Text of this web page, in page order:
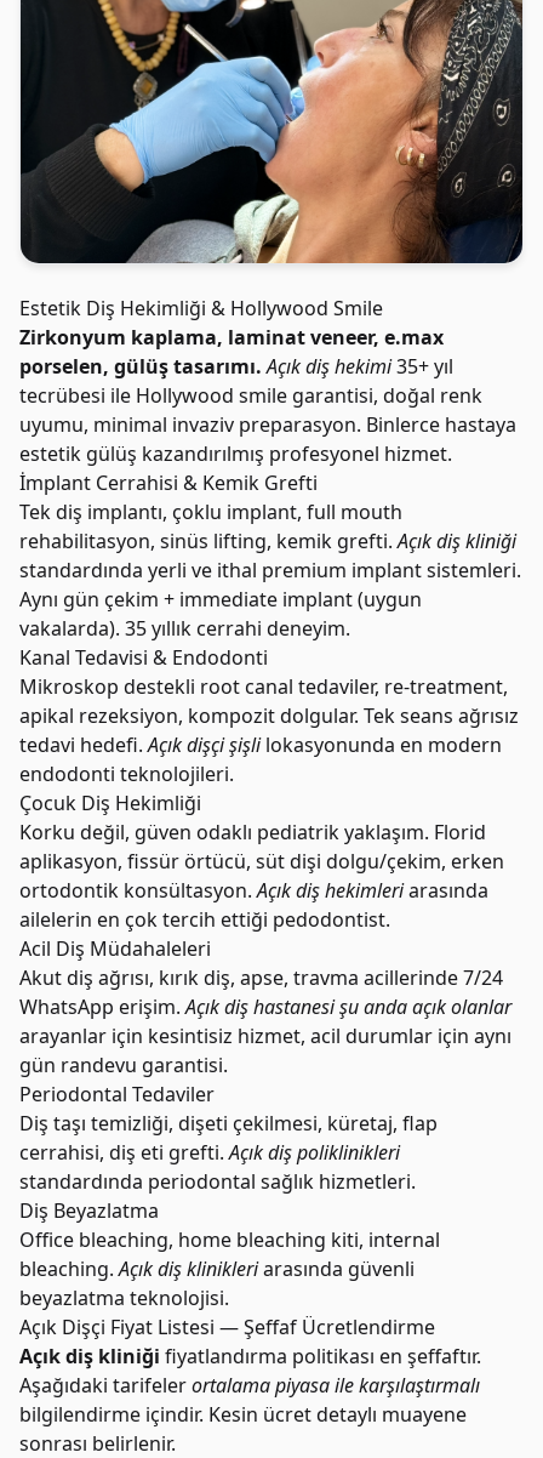
Estetik Diş Hekimliği & Hollywood Smile
Zirkonyum kaplama, laminat veneer, e.max
porselen, gülüş tasarımı. Açık diş hekimi35+ yıl
tecrübesi ile Hollywood smile garantisi, doğal renk
uyumu, minimal invaziv preparasyon. Binlerce hastaya
estetik gülüş kazandırılmış profesyonel hizmet.
İmplant Cerrahisi & Kemik Grefti
Tek diş implantı, çoklu implant, full mouth
rehabilitasyon, sinüs lifting, kemik grefti.Açık diş kliniği
standardında yerli ve ithal premium implant sistemleri.
Aynı gün çekim + immediate implant (uygun
vakalarda). 35 yıllık cerrahi deneyim.
Kanal Tedavisi & Endodonti
Mikroskop destekli root canal tedaviler, re-treatment,
apikal rezeksiyon, kompozit dolgular. Tek seans ağrısız
tedavi hedefi.Açık dişçi şişlilokasyonunda en modern
endodonti teknolojileri.
Çocuk Diş Hekimliği
Korku değil, güven odaklı pediatrik yaklaşım. Florid
aplikasyon, fissür örtücü, süt dişi dolgu/çekim, erken
ortodontik konsültasyon.Açık diş hekimleriarasında
ailelerin en çok tercih ettiği pedodontist.
Acil Diş Müdahaleleri
Akut diş ağrısı, kırık diş, apse, travma acillerinde 7/24
WhatsApp erişim.Açık diş hastanesi şu anda açık olanlar
arayanlar için kesintisiz hizmet, acil durumlar için aynı
gün randevu garantisi.
Periodontal Tedaviler
Diş taşı temizliği, dişeti çekilmesi, küretaj, flap
cerrahisi, diş eti grefti.Açık diş poliklinikleri
standardında periodontal sağlık hizmetleri.
Diş Beyazlatma
Office bleaching, home bleaching kiti, internal
bleaching.Açık diş klinikleriarasında güvenli
beyazlatma teknolojisi.
Açık Dişçi Fiyat Listesi — Şeffaf Ücretlendirme
Açık diş kliniği fiyatlandırma politikası en şeffaftır.
Aşağıdaki tarifelerortalama piyasa ile karşılaştırmalı
bilgilendirme içindir. Kesin ücret detaylı muayene
sonrası belirlenir.